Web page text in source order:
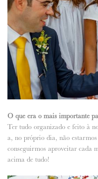
O que era o mais importante
Ter tudo organizado e feito à
a, no próprio dia, não estarmos
conseguirmos aproveitar cada
acima de tudo!